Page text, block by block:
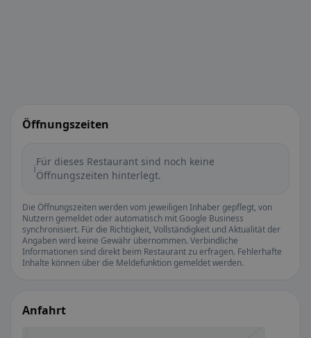
Öffnungszeiten
ℹ️Für dieses Restaurant sind noch keine
Öffnungszeiten hinterlegt.
Die Öffnungszeiten werden vom jeweiligen Inhaber gepflegt, von
Nutzern gemeldet oder automatisch mit Google Business
synchronisiert. Für die Richtigkeit, Vollständigkeit und Aktualität der
Angaben wird keine Gewähr übernommen. Verbindliche
Informationen sind direkt beim Restaurant zu erfragen. Fehlerhafte
Inhalte können über die Meldefunktion gemeldet werden.
Anfahrt